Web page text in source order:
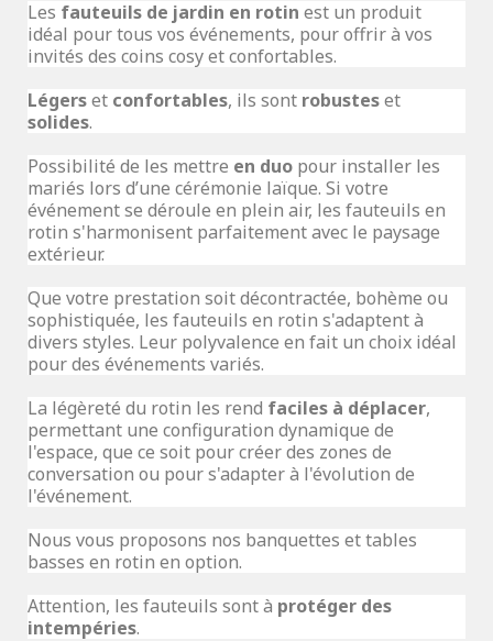
Les fauteuils de jardin en rotin est un produit
idéal pour tous vos événements, pour offrir à vos
invités des coins cosy et confortables.
Légerset confortables, ils sont robusteset
solides.
Possibilité de les mettre en duo pour installer les
mariés lors d’une cérémonie laïque. Si votre
événement se déroule en plein air, les fauteuils en
rotin s'harmonisent parfaitement avec le paysage
extérieur.
Que votre prestation soit décontractée, bohème ou
sophistiquée, les fauteuils en rotin s'adaptent à
divers styles. Leur polyvalence en fait un choix idéal
pour des événements variés.
La légèreté du rotin les rend faciles à déplacer,
permettant une configuration dynamique de
l'espace, que ce soit pour créer des zones de
conversation ou pour s'adapter à l'évolution de
l'événement.
Nous vous proposons nos banquettes ettables
basses en rotin en option.
Attention, les fauteuils sont à protéger des
intempéries.